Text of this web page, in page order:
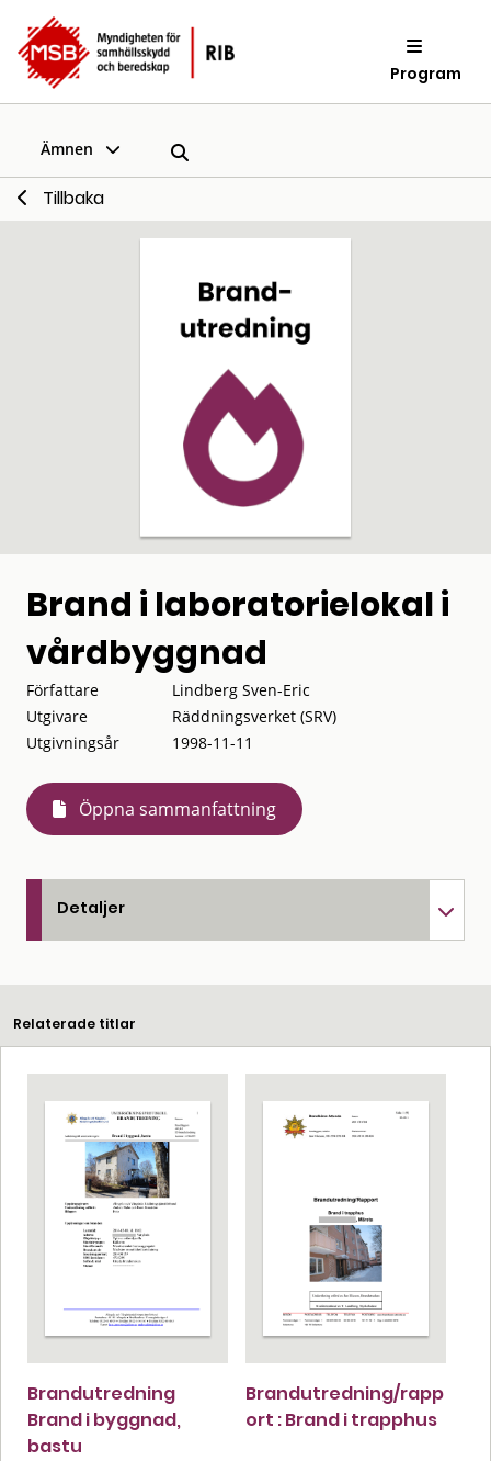
Program
Ämnen
Tillbaka
Brand i laboratorielokal i
vårdbyggnad
Författare
Lindberg Sven-Eric
Utgivare
Räddningsverket (SRV)
Utgivningsår
1998-11-11
Öppna sammanfattning
Detaljer
Relaterade titlar
Brandutredning
Brand i byggnad,
bastu
Brandutredning/rapp
ort : Brand i trapphus